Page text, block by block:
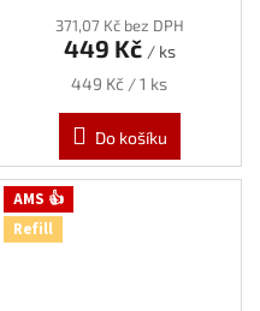
371,07 Kč bez DPH
449 Kč / ks
Měrná
449 Kč / 1 ks
Do košíku
AMS 👍
Refill